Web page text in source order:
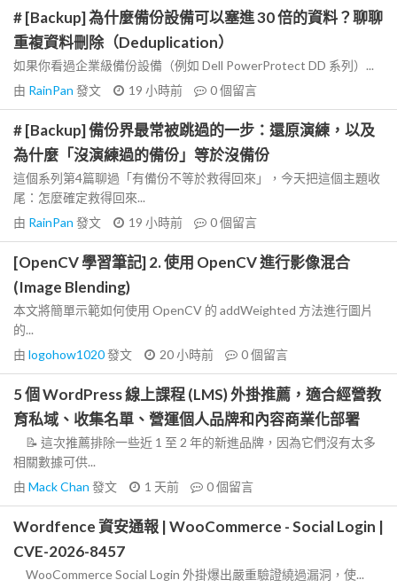
# [Backup] 為什麼備份設備可以塞進 30 倍的資料？聊聊
重複資料刪除（Deduplication）
如果你看過企業級備份設備（例如 Dell PowerProtect DD 系列）...
由 RainPan 發文 19 小時前 0個留言
# [Backup] 備份界最常被跳過的一步：還原演練，以及
為什麼「沒演練過的備份」等於沒備份
這個系列第4篇聊過「有備份不等於救得回來」，今天把這個主題收
尾：怎麼確定救得回來...
由 RainPan 發文 19 小時前 0個留言
[OpenCV 學習筆記] 2. 使用 OpenCV 進行影像混合
(Image Blending)
本文將簡單示範如何使用 OpenCV 的 addWeighted 方法進行圖片
的...
由 logohow1020發文 20 小時前 0個留言
5 個 WordPress 線上課程 (LMS) 外掛推薦，適合經營教
育私域、收集名單、營運個人品牌和內容商業化部署
📝 這次推薦排除一些近 1 至 2 年的新進品牌，因為它們沒有太多
相關數據可供...
由 Mack Chan 發文 1 天前 0個留言
Wordfence 資安通報 | WooCommerce - Social Login |
CVE-2026-8457
WooCommerce Social Login 外掛爆出嚴重驗證繞過漏洞，使...